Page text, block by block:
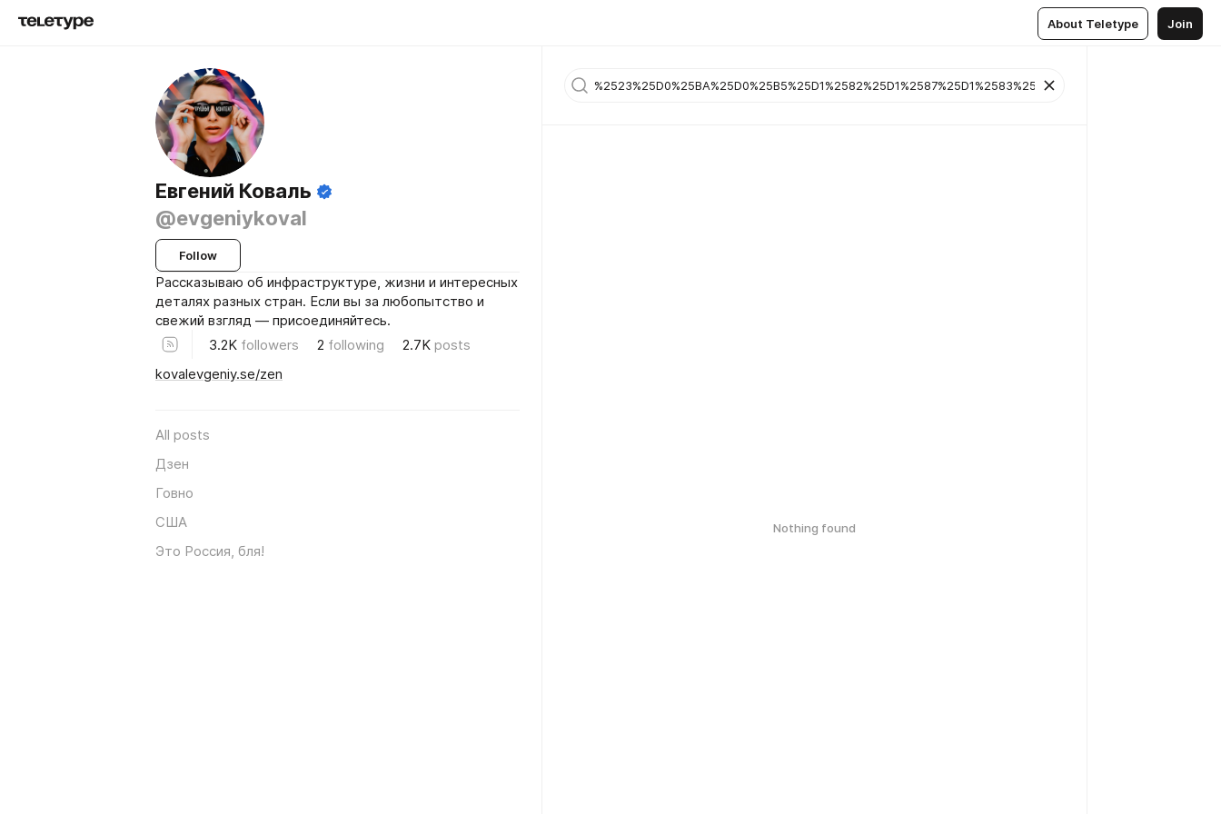
About Teletype Join
Евгений Коваль
@evgeniykoval
Follow
Рассказываю об инфраструктуре, жизни и интересных
деталях разных стран. Если вы за любопытство и
свежий взгляд — присоединяйтесь.
3.2K followers 2 following 2.7K posts
kovalevgeniy.se/zen
All posts
Дзен
Говно
США
Это Россия, бля!
Nothing found